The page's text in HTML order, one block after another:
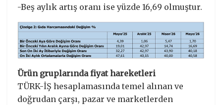
-Beş aylık artış oranı ise yüzde 16,69 olmuştur.
Ürün gruplarında fiyat hareketleri
TÜRK-İŞ hesaplamasında temel alınan ve
doğrudan çarşı, pazar ve marketlerden